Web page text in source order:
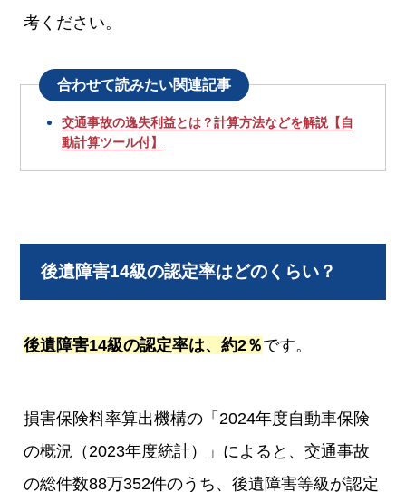
考ください。
合わせて読みたい関連記事
交通事故の逸失利益とは？計算方法などを解説【自
動計算ツール付】
後遺障害14級の認定率はどのくらい？
後遺障害14級の認定率は、約2％です。
損害保険料率算出機構の「2024年度自動車保険
の概況（2023年度統計）」によると、交通事故
の総件数88万352件のうち、後遺障害等級が認定